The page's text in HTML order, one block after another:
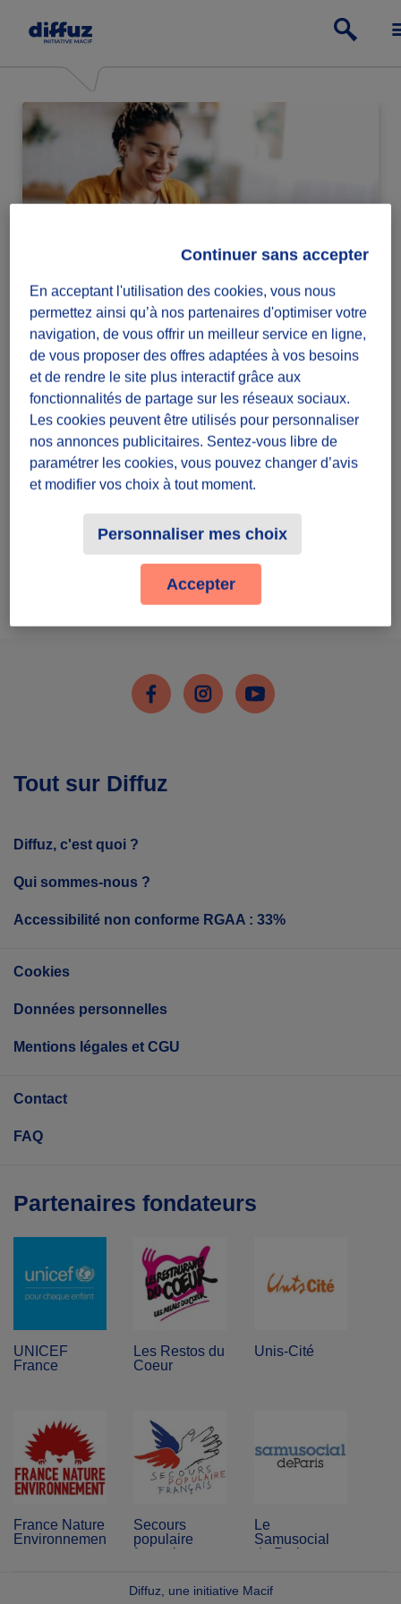
Particulier
Passe à l'action relève ou lance des défis
solidaires.
Inscris-toi
Me connecter
FacebookInstagramYoutube
Tout sur Diffuz
Diffuz, c'est quoi ?
Qui sommes-nous ?
Accessibilité non conforme RGAA : 33%
Cookies
Données personnelles
Mentions légales et CGU
Contact
FAQ
Partenaires fondateurs
UNICEF
France
Les Restos du
Coeur
Unis-Cité
France Nature
Environnement
Secours
populaire
français
Le
Samusocial
de Paris
Diffuz, une initiative Macif
En acceptant l'utilisation des cookies, vous nous
permettez ainsi qu’à nos partenaires d'optimiser votre
navigation, de vous offrir un meilleur service en ligne,
de vous proposer des offres adaptées à vos besoins
et de rendre le site plus interactif grâce aux
fonctionnalités de partage sur les réseaux sociaux.
Les cookies peuvent être utilisés pour personnaliser
nos annonces publicitaires. Sentez-vous libre de
paramétrer les cookies, vous pouvez changer d’avis
et modifier vos choix à tout moment.
Personnaliser mes choix
Continuer sans accepter
Accepter